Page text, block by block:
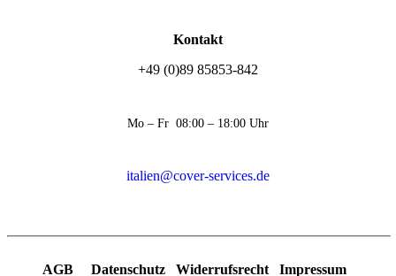
Kontakt
+49 (0)89 85853-842
Mo – Fr 08:00 – 18:00 Uhr
italien@cover-services.de
AGB Datenschutz Widerrufsrecht Impressum